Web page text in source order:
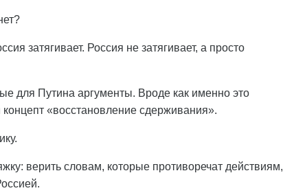
затягивает. Россия не затягивает, а просто
для Путина аргументы. Вроде как именно это
«восстановление сдерживания».
верить словам, которые противоречат действиям,